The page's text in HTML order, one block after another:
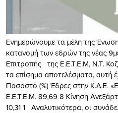
Ενημερώνουμε τα μέλη της
κατανομή των εδρών της νέας
Επιτροπής της Ε.Ε.Τ.Ε.Μ, Ν.Τ.
τα επίσημα αποτελέσματα, αυτή
Ποσοστό (%) Έδρες στην Κ.Δ.Ε.
Ε.Ε.Τ.Ε.Μ. 89,69 8 Κίνηση
10,31 1 Αναλυτικότερα, οι